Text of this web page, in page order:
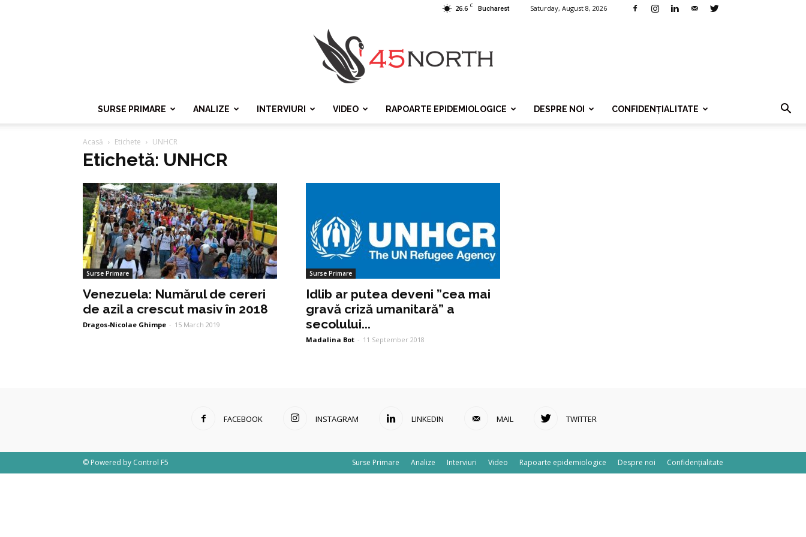
26.6 C Bucharest Saturday, August 8, 2026
SURSE PRIMARE ANALIZE INTERVIURI VIDEO RAPOARTE EPIDEMIOLOGICE DESPRE NOI CONFIDENȚIALITATE
Acasă Etichete UNHCR
Etichetă: UNHCR
Surse Primare
Venezuela: Numărul de cereri
de azil a crescut masiv în 2018
Dragos-Nicolae Ghimpe - 15 March 2019
Surse Primare
Idlib ar putea deveni ”cea mai
gravă criză umanitară” a
secolului...
Madalina Bot - 11 September 2018
FACEBOOK INSTAGRAM LINKEDIN MAIL TWITTER
Surse Primare Analize Interviuri Video Rapoarte epidemiologice Despre noi Confidențialitate
© Powered by Control F5